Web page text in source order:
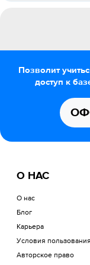
Позволит
доступ к
О НАС
О нас
Блог
Карьера
Условия пользования
Авторское право